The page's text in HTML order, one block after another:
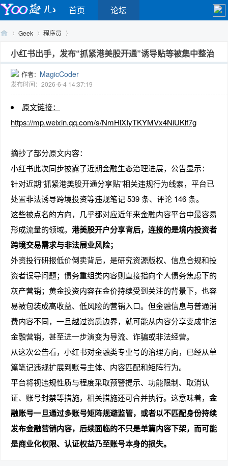
首页 论坛
Geek
›
程序员
›
小红书出手，发布“抓紧港美股开通”诱导贴等被集中整治
作者： MagicCoder
发布时间：2026-6-4 14:37:19
原文链接：
https://mp.weixin.qq.com/s/NmHlXIyTKYMVx4NiUKlf7g
摘抄了部分原文内容：
小红书此次同步披露了近期金融生态治理进展，公告显示：
针对近期“抓紧港美股开通分享贴”相关违规行为线索，平台已
处置非法诱导跨境投资等违规笔记 539 条、评论 146 条。
这些被点名的方向，几乎都对应近年来金融内容平台中最容易
形成流量的领域。 港美股开户分享背后，连接的是境内投资者
跨境交易需求与非法展业风险；
外资投行研报低价倒卖背后，是研究资源版权、信息合规和投
资者误导问题；债务重组类内容则直接指向个人债务焦虑下的
灰产营销；黄金投资内容在金价持续受到关注的背景下，也容
易被包装成高收益、低风险的营销入口。但金融信息与普通消
费内容不同，一旦越过资质边界，就可能从内容分享变成非法
金融营销，甚至进一步演变为导流、诈骗或非法经营。
从这次公告看，小红书对金融类专业号的治理方向，已经从单
篇笔记违规扩展到账号主体、内容匹配和矩阵行为。
平台将视违规性质与程度采取预警提示、功能限制、取消认
证、账号封禁等措施，相关措施还可合并执行。这意味着， 金
融账号一旦通过多账号矩阵规避监管，或者以不匹配身份持续
发布金融营销内容，后续面临的不只是单篇内容下架，而可能
是商业化权限、认证权益乃至账号本身的损失。